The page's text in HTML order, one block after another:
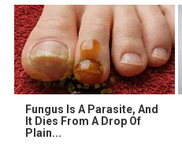
Fungus Is A Parasite, And
It Dies From A Drop Of
Plain...